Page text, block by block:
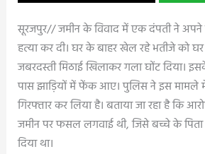
​​​​​​​सूरजपुर// जमीन के विवाद में एक दंपती ने
हत्या कर दी। घर के बाहर खेल रहे भतीजे को
जबरदस्ती मिठाई खिलाकर गला घोंट दिया।
पास झाड़ियों में फेंक आए। पुलिस ने इस मामले में
गिरफ्तार कर लिया है। बताया जा रहा है कि
जमीन पर फसल लगवाई थी, जिसे बच्चे के
दिया था।